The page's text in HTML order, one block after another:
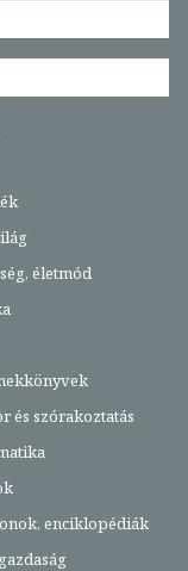
életmód
és szórakoztatás
enciklopédiák